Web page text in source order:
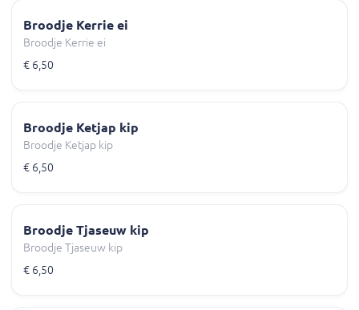
Broodje Kerrie ei
Broodje Kerrie ei
€ 6,50
Broodje Ketjap kip
Broodje Ketjap kip
€ 6,50
Broodje Tjaseuw kip
Broodje Tjaseuw kip
€ 6,50